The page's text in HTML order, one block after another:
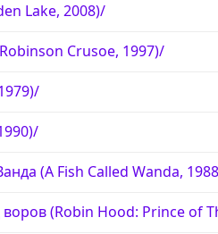
Lake, 2008)/
Crusoe, 1997)/
(A Fish Called Wanda,
(Robin Hood: Prince of